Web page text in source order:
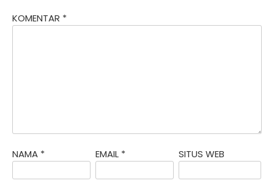
KOMENTAR *
NAMA * EMAIL * SITUS WEB